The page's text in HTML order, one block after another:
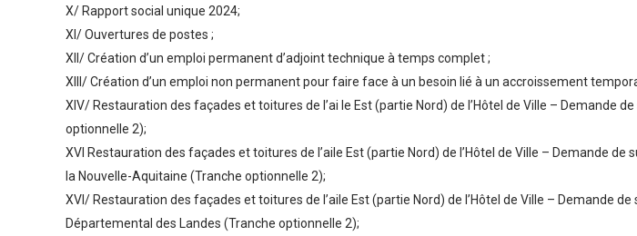
X/ Rapport social unique 2024;
XI/ Ouvertures de postes ;
XII/ Création d’un emploi permanent d’adjoint technique à temps complet ;
XIII/ Création d’un emploi non permanent pour faire face à un besoin lié à un accroissement
XIV/ Restauration des façades et toitures de l’ai le Est (partie Nord) de l’Hôtel de Ville – Demande
optionnelle 2);
XVI Restauration des façades et toitures de l’aile Est (partie Nord) de l’Hôtel de Ville – Demande de
la Nouvelle-Aquitaine (Tranche optionnelle 2);
XVI/ Restauration des façades et toitures de l’aile Est (partie Nord) de l’Hôtel de Ville – Demande de
Départemental des Landes (Tranche optionnelle 2);